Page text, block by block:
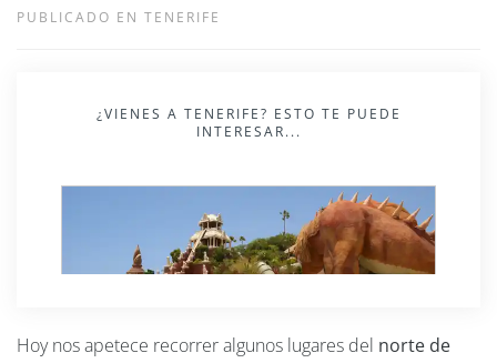
PUBLICADO EN TENERIFE
¿VIENES A TENERIFE? ESTO TE PUEDE
INTERESAR...
Hoy nos apetece recorrer algunos lugares del norte de